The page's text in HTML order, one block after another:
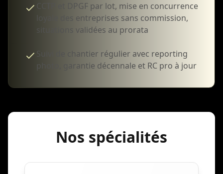
CCTP et DPGF par lot, mise en concurrence
loyale des entreprises sans commission,
situations validées au prorata
Suivi de chantier régulier avec reporting
photo, garantie décennale et RC pro à jour
Nos spécialités